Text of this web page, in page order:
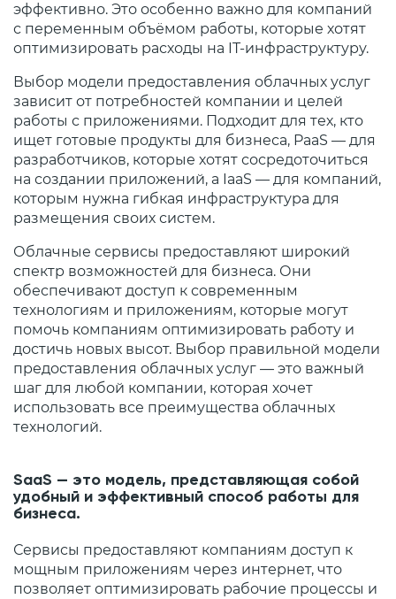
эффективно. Это особенно важно для компаний
с переменным объёмом работы, которые хотят
оптимизировать расходы на IT-инфраструктуру.
Выбор модели предоставления облачных услуг
зависит от потребностей компании и целей
работы с приложениями. Подходит для тех, кто
ищет готовые продукты для бизнеса, PaaS — для
разработчиков, которые хотят сосредоточиться
на создании приложений, а IaaS — для компаний,
которым нужна гибкая инфраструктура для
размещения своих систем.
Облачные сервисы предоставляют широкий
спектр возможностей для бизнеса. Они
обеспечивают доступ к современным
технологиям и приложениям, которые могут
помочь компаниям оптимизировать работу и
достичь новых высот. Выбор правильной модели
предоставления облачных услуг — это важный
шаг для любой компании, которая хочет
использовать все преимущества облачных
технологий.
SaaS — это модель, представляющая собой
удобный и эффективный способ работы для
бизнеса.
Сервисы предоставляют компаниям доступ к
мощным приложениям через интернет, что
позволяет оптимизировать рабочие процессы и